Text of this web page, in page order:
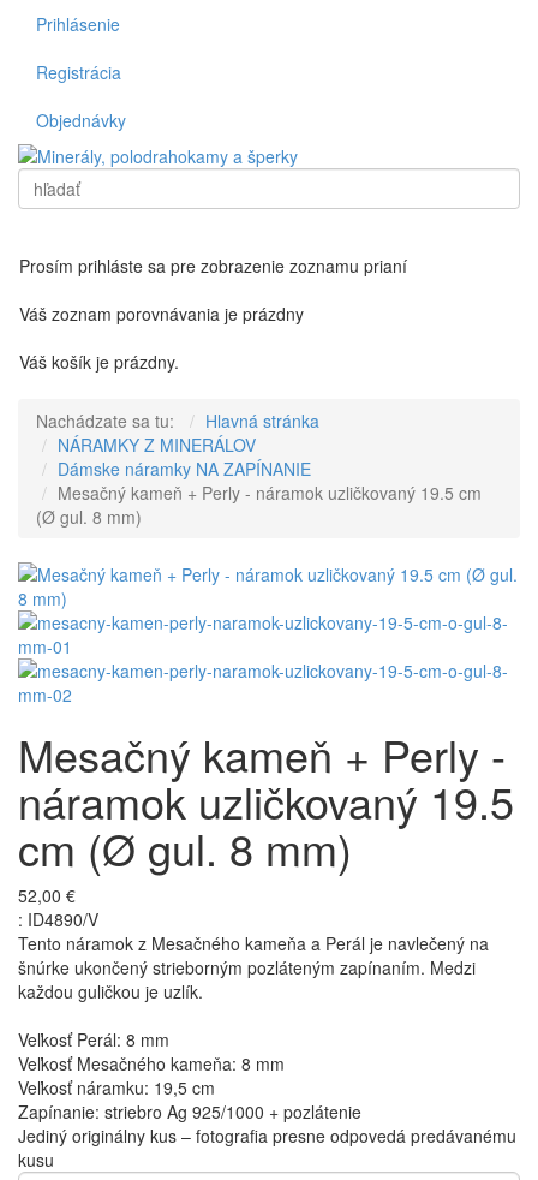
Prihlásenie
Registrácia
Objednávky
Vyhľadať
Prosím prihláste sa pre zobrazenie zoznamu prianí
Váš zoznam porovnávania je prázdny
Váš košík je prázdny.
Nachádzate sa tu:
Hlavná stránka
NÁRAMKY Z MINERÁLOV
Dámske náramky NA ZAPÍNANIE
Mesačný kameň + Perly - náramok uzličkovaný 19.5 cm
(Ø gul. 8 mm)
Mesačný kameň + Perly -
náramok uzličkovaný 19.5
cm (Ø gul. 8 mm)
52,00 €
: ID4890/V
Tento náramok z Mesačného kameňa a Perál je navlečený na
šnúrke ukončený strieborným pozláteným zapínaním. Medzi
každou guličkou je uzlík.
Veľkosť Perál: 8 mm
Veľkosť Mesačného kameňa: 8 mm
Veľkosť náramku: 19,5 cm
Zapínanie: striebro Ag 925/1000 + pozlátenie
Jediný originálny kus – fotografia presne odpovedá predávanému
kusu